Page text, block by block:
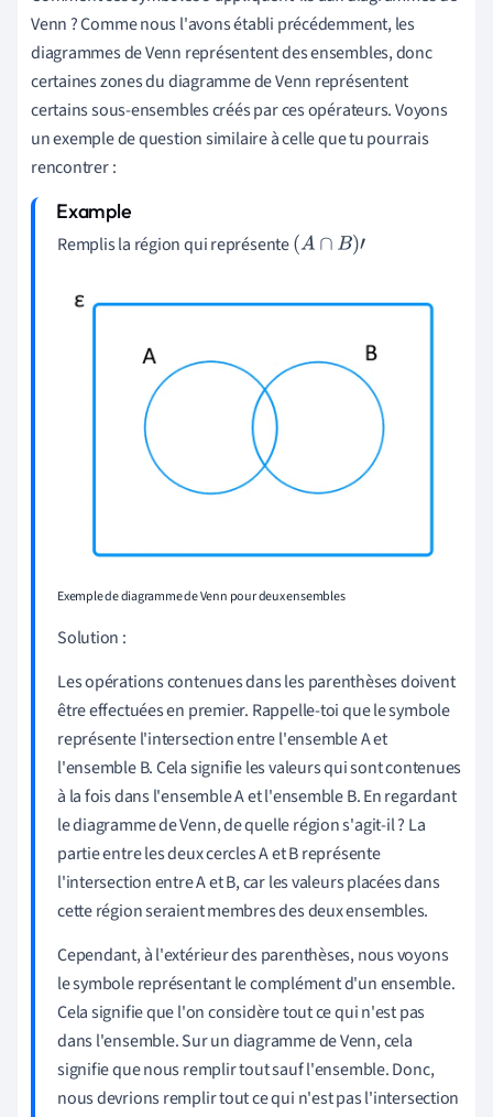
Venn ? Comme nous l'avons établi précédemment, les
diagrammes de Venn représentent des ensembles, donc
certaines zones du diagramme de Venn représentent
certains sous-ensembles créés par ces opérateurs. Voyons
un exemple de question similaire à celle que tu pourrais
rencontrer :
Remplis la région qui représente(A∩ B) '
Exemple de diagramme de Venn pour deux ensembles
Solution :
Les opérations contenues dans les parenthèses doivent
être effectuées en premier. Rappelle-toi que le symbole
représente l'intersection entre l'ensemble A et
l'ensemble B. Cela signifie les valeurs qui sont contenues
à la fois dans l'ensemble A et l'ensemble B. En regardant
le diagramme de Venn, de quelle région s'agit-il ? La
partie entre les deux cercles A et B représente
l'intersection entre A et B, car les valeurs placées dans
cette région seraient membres des deux ensembles.
Cependant, à l'extérieur des parenthèses, nous voyons
le symbole représentant le complément d'un ensemble.
Cela signifieque l'onconsidère tout ce qui n'est pas
dans l'ensemble. Sur un diagramme de Venn, cela
signifie que nous remplir tout sauf l'ensemble. Donc,
nous devrions remplir tout ce qui n'est pas l'intersection